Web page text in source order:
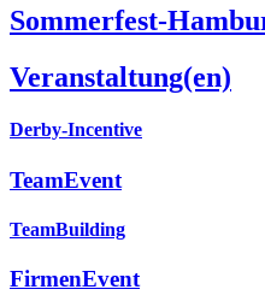
Sommerfest-
Veranstaltung(en)
Derby-Incentive
TeamEvent
TeamBuilding
FirmenEvent